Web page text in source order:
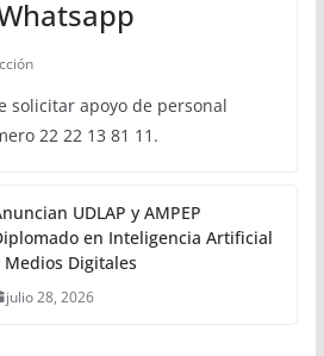
solicitar apoyo de personal
22 22 13 81 11.
UDLAP y AMPEP
en Inteligencia Artificial
Medios Digitales
julio 28, 2026